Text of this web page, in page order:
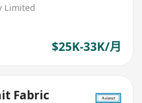
Limited
$25K-33K/月
Fabric